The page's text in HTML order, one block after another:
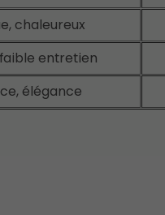
chaleureux
entretien
élégance